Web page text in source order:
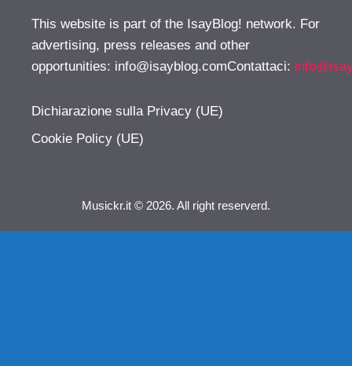
This website is part of the IsayBlog! network. For
advertising, press releases and other
opportunities: info@isayblog.comContattaci:
Dichiarazione sulla Privacy (UE)
Cookie Policy (UE)
Musickr.it © 2026. All right reserverd.